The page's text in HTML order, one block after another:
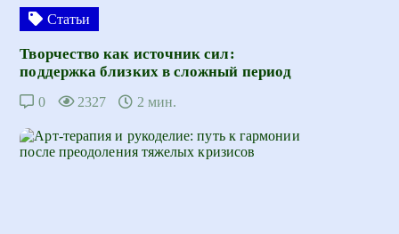
Статьи
Творчество как источник сил:
поддержка близких в сложный период
0 2327 2 мин.